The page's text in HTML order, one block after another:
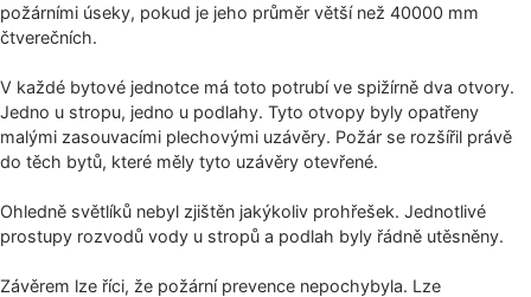
požárními úseky, pokud je jeho průměr větší než 40000 mm
čtverečních.
V každé bytové jednotce má toto potrubí ve spižírně dva otvory.
Jedno u stropu, jedno u podlahy. Tyto otvopy byly opatřeny
malými zasouvacími plechovými uzávěry. Požár se rozšířil právě
do těch bytů, které měly tyto uzávěry otevřené.
Ohledně světlíků nebyl zjištěn jakýkoliv prohřešek. Jednotlivé
prostupy rozvodů vody u stropů a podlah byly řádně utěsněny.
Závěrem lze říci, že požární prevence nepochybyla. Lze